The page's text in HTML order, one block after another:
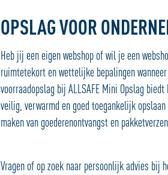
OPSLAG VOOR
Heb jij een eigen webshop of wil je een
ruimtetekort en wettelijke bepalingen
voorraadopslag bij ALLSAFE Mini Opslag
veilig, verwarmd en goed toegankelijk
maken van goederenontvangst en
Vragen of op zoek naar persoonlijk advies bij